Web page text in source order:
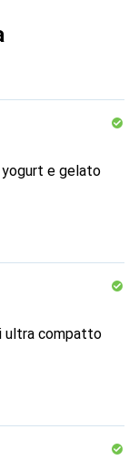
yogurt e gelato
ultra compatto